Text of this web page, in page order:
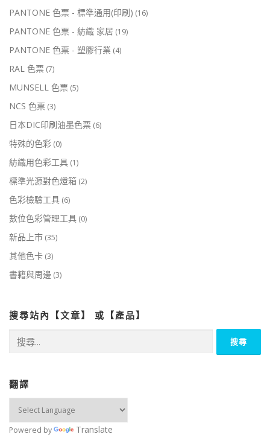
PANTONE 色票 - 標準通用(印刷) (16)
PANTONE 色票 - 紡織 家居 (19)
PANTONE 色票 - 塑膠行業 (4)
RAL 色票 (7)
MUNSELL 色票 (5)
NCS 色票 (3)
日本DIC印刷油墨色票 (6)
特殊的色彩 (0)
紡織用色彩工具 (1)
標準光源對色燈箱 (2)
色彩檢驗工具 (6)
數位色彩管理工具 (0)
新品上市 (35)
其他色卡 (3)
書籍與周邊 (3)
搜尋站內【文章】 或【產品】
字:
翻譯
Powered by Translate